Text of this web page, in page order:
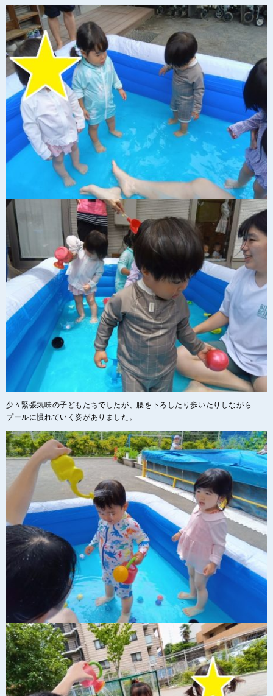
少々緊張気味の子どもたちでしたが、腰を下ろしたり歩いたりしながら
プールに慣れていく姿がありました。